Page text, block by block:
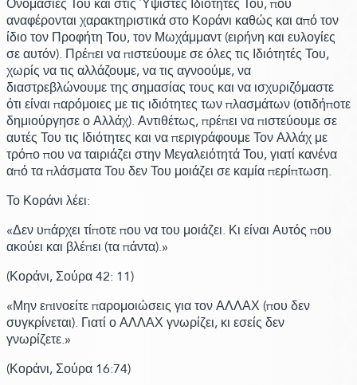
αναφέρονται χαρακτηριστικά στο Κοράνι καθώς και από τον
ίδιο τον Προφήτη Του, τον Μωχάμμαντ(ειρήνη και ευλογίες
σε αυτόν). Πρέπει να πιστεύουμε σε όλες τις Ιδιότητές Του,
χωρίς να τις αλλάζουμε, να τις αγνοούμε, να
διαστρεβλώνουμε της σημασίας τους και να ισχυριζόμαστε
ότι είναι παρόμοιες με τις ιδιότητες των πλασμάτων(οτιδήποτε
δημιούργησε ο Αλλάχ). Αντιθέτως, πρέπει να πιστεύουμε σε
αυτές Του τις Ιδιότητες και να περιγράφουμε Τον Αλλάχ με
τρόπο που να ταιριάζει στην Μεγαλειότητά Του, γιατί κανένα
από τα πλάσματα Του δεν Του μοιάζει σε καμία περίπτωση.
Το Κοράνι λέει:
«Δεν υπάρχει τίποτε που να του μοιάζει. Κι είναι Αυτός που
ακούει και βλέπει (τα πάντα).»
(Κοράνι,Σούρα 42: 11)
«Μην επινοείτε παρομοιώσεις για τον ΑΛΛΑΧ (που δεν
συγκρίνεται). Γιατί ο ΑΛΛΑΧ γνωρίζει, κι εσείς δεν
γνωρίζετε.»
(Κοράνι,Σούρα 16:74)